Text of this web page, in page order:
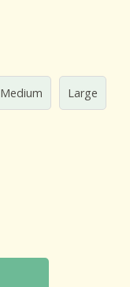
Medium Large